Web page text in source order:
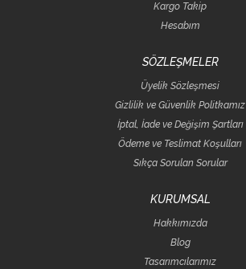
Kargo Takip
Hesabım
SÖZLEŞMELER
Üyelik Sözleşmesi
Gizlilik ve Güvenlik Politkamız
İptal, İade ve Değişim Şartları
Ödeme ve Teslimat Koşulları
Sıkça Sorulan Sorular
KURUMSAL
Hakkımızda
Blog
Tasarımcılarımız